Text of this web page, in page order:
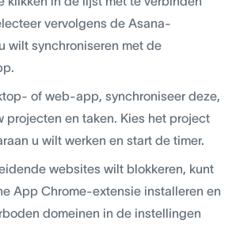
vervolgens de Asana-
wilt synchroniseren met de
of web-app, synchroniseer deze,
projecten en taken. Kies het project
u wilt werken en start de timer.
websites wilt blokkeren, kunt
App Chrome-extensie installeren en
domeinen in de instellingen